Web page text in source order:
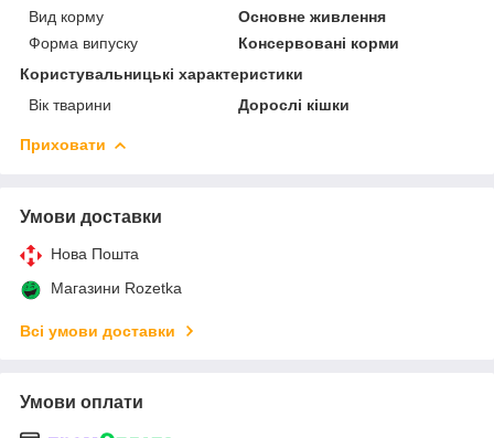
Вид корму
Основне живлення
Форма випуску
Консервовані корми
Користувальницькі характеристики
Вік тварини
Дорослі кішки
Приховати
Умови доставки
Нова Пошта
Магазини Rozetka
Всі умови доставки
Умови оплати